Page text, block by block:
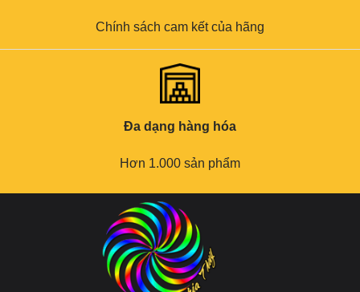
Chính sách cam kết của hãng
Đa dạng hàng hóa
Hơn 1.000 sản phẩm